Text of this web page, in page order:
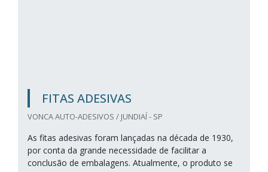
FITAS ADESIVAS
VONCA AUTO-ADESIVOS / JUNDIAÍ - SP
As fitas adesivas foram lançadas na década de 1930,
por conta da grande necessidade de facilitar a
conclusão de embalagens. Atualmente, o produto se